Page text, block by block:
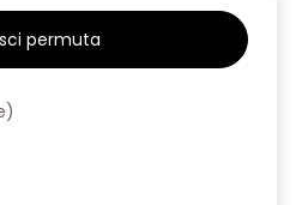
portaoggetti
permuta
)